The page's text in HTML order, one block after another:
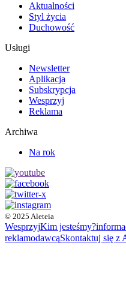
Aktualności
Styl życia
Duchowość
Usługi
Newsletter
Aplikacja
Subskrypcja
Wesprzyj
Reklama
Archiwa
Na rok
© 2025 Aleteia
WesprzyjKim jesteśmy?
reklamodawcąSkontaktuj się z